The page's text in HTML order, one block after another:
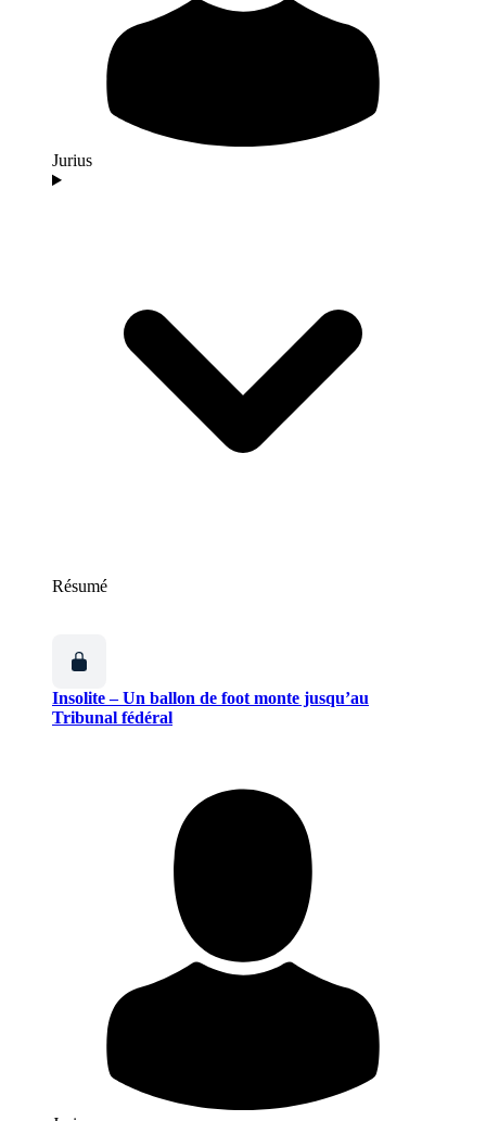
Jurius
Résumé
Insolite – Un ballon de foot monte jusqu’au
Tribunal fédéral